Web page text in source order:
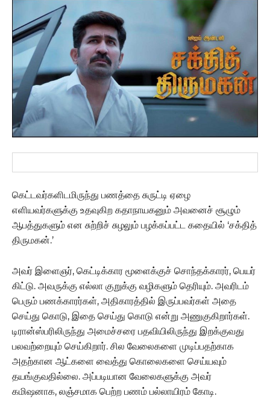
கெட்டவர்களிடமிருந்து பணத்தை சுருட்டி ஏழை
எளியவர்களுக்கு உதவுகிற கதாநாயகனும் அவனைச் சூழும்
ஆபத்துகளும் என சுற்றிச் சுழலும் பழக்கப்பட்ட கதையில் ‘சக்தித்
திருமகன்.’
அவர் இளைஞர், கெட்டிக்கார மூளைக்குச் சொந்தக்காரர், பெயர்
கிட்டு. அவருக்கு எல்லா குறுக்கு வழிகளும் தெரியும். அவரிடம்
பெரும் பணக்காரர்கள், அதிகாரத்தில் இருப்பவர்கள் அதை
செய்து கொடு, இதை செய்து கொடு என்று அணுகுகிறார்கள்.
டிரான்ஸ்பரிலிருந்து அமைச்சரை பதவியிலிருந்து இறக்குவது
பலவற்றையும் செய்கிறார். சில வேலைகளை முடிப்பதற்காக
அதற்கான ஆட்களை வைத்து கொலைகளை செய்யவும்
தயங்குவதில்லை. அப்படியான வேலைகளுக்கு அவர்
கமிஷனாக, லஞ்சமாக பெற்ற பணம் பல்லாயிரம் கோடி.